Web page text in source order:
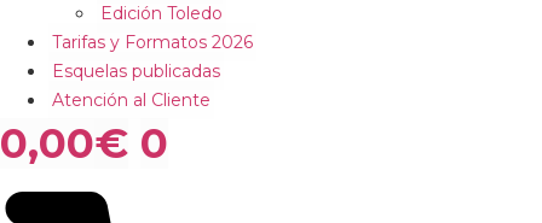
Edición Toledo
Tarifas y Formatos 2026
Esquelas publicadas
Atención al Cliente
0,00€ 0